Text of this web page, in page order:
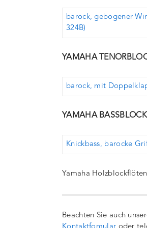
barock, gebogener
324B)
YAMAHA
barock, mit
YAMAHA
Knickbass, barocke
Yamaha
Beachten Sie auch